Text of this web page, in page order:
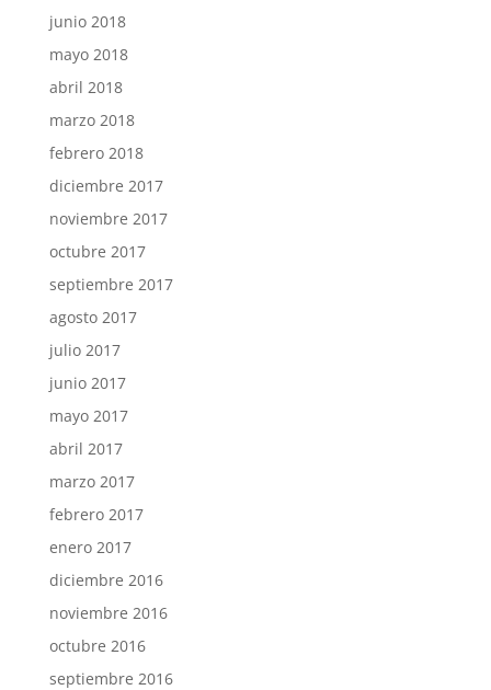
junio 2018
mayo 2018
abril 2018
marzo 2018
febrero 2018
diciembre 2017
noviembre 2017
octubre 2017
septiembre 2017
agosto 2017
julio 2017
junio 2017
mayo 2017
abril 2017
marzo 2017
febrero 2017
enero 2017
diciembre 2016
noviembre 2016
octubre 2016
septiembre 2016